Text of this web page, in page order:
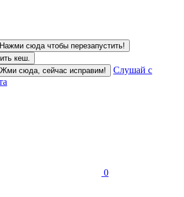
сюда чтобы перезапустить!
кеш.
сюда, сейчас исправим!
Слушай с
0